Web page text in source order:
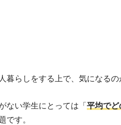
暮らしをする上で、気になるの
ない学生にとっては「平均で
です。